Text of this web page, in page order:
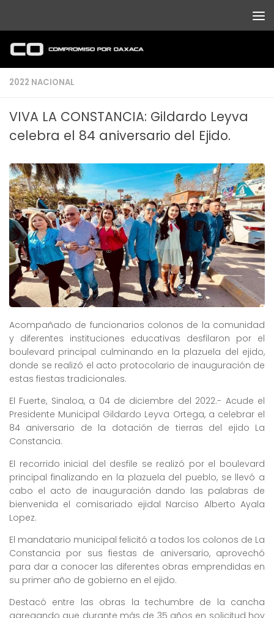
2022 NACIONAL
VIVA LA CONSTANCIA: Gildardo Leyva
celebra el 84 aniversario del Ejido.
Acompañado de funcionarios colonos de la comunidad
y diferentes instituciones educativas desfilaron por el
boulevard principal culminando en la plazuela del ejido,
donde se realizó el acto protocolario de inauguración de
estas fiestas tradicionales.
El Fuerte, Sinaloa, a 04 de diciembre del 2022.- Acude el
Presidente Municipal Gildardo Leyva Ortega, a celebrar el
84 aniversario de la dotación de tierras del ejido La
Constancia.
El recorrido inicial del desfile se realizó por el boulevard
principal finalizando en la plazuela del pueblo, se llevó a
cabo el acto de inauguración dando las palabras de
bienvenida el comisariado ejidal Narciso Alberto Ayala
Lopez.
El mandatario municipal felicitó a todos los colonos de La
Constancia por sus fiestas de aniversario, aprovechó
para dar a conocer las diferentes obras emprendidas en
su primer año de gobierno en el ejido.
Destacó entre las obras la techumbre de la cancha
agregando que durante más de 35 años en solicitud hoy